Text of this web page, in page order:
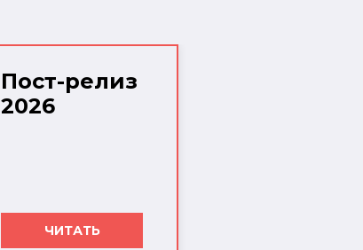
Пост-релиз
2026
ЧИТАТЬ